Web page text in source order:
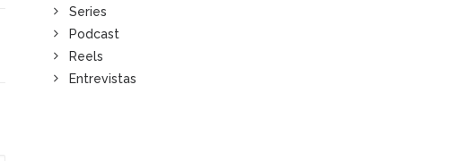
Series
Podcast
Reels
Entrevistas